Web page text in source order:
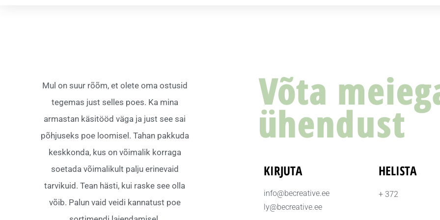
Mul on suur rõõm, et olete oma ostusid
tegemas just selles poes. Ka mina
armastan käsitööd väga ja just see sai
põhjuseks poe loomisel. Tahan pakkuda
keskkonda, kus on võimalik korraga
soetada võimalikult palju erinevaid
tarvikuid. Tean hästi, kui raske see olla
võib. Palun vaid veidi kannatust poe
Võta
ühendust
KIRJUTA
info@becreative.ee
ly@becreative.ee
HELISTA
+ 372